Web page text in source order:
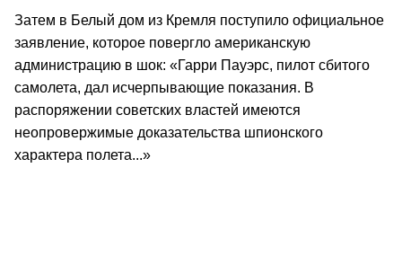
Затем в Белый дом из Кремля поступило официальное
заявление, которое повергло американскую
администрацию в шок: «Гарри Пауэрс, пилот сбитого
самолета, дал исчерпывающие показания. В
распоряжении советских властей имеются
неопровержимые доказательства шпионского
характера полета...»